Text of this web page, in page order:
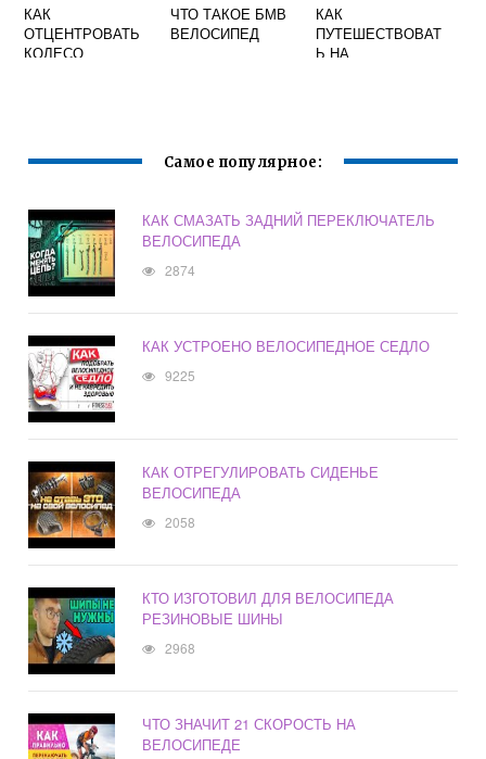
КАК
ОТЦЕНТРОВАТЬ
КОЛЕСО
ЧТО ТАКОЕ БМВ
ВЕЛОСИПЕД
КАК
ПУТЕШЕСТВОВАТ
Ь НА
Самое популярное:
КАК СМАЗАТЬ ЗАДНИЙ ПЕРЕКЛЮЧАТЕЛЬ
ВЕЛОСИПЕДА
2874
КАК УСТРОЕНО ВЕЛОСИПЕДНОЕ СЕДЛО
9225
КАК ОТРЕГУЛИРОВАТЬ СИДЕНЬЕ
ВЕЛОСИПЕДА
2058
КТО ИЗГОТОВИЛ ДЛЯ ВЕЛОСИПЕДА
РЕЗИНОВЫЕ ШИНЫ
2968
ЧТО ЗНАЧИТ 21 СКОРОСТЬ НА
ВЕЛОСИПЕДЕ